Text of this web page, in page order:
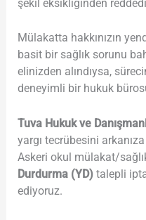
şekil eksikliğinden
Mülakatta hakkınızın
basit bir sağlık sorunu
elinizden alındıysa,
deneyimli bir hukuk
Tuva Hukuk ve
yargı tecrübesini
Askeri okul mülakat/
Durdurma (YD)talepli
ediyoruz.